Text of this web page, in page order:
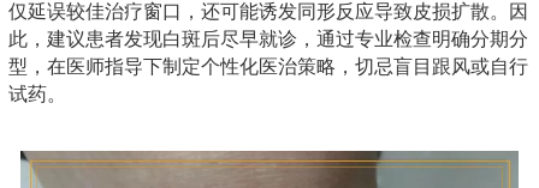
仅延误较佳治疗窗口，还可能诱发同形反应导致皮损扩散。因
此，建议患者发现白斑后尽早就诊，通过专业检查明确分期分
型，在医师指导下制定个性化医治策略，切忌盲目跟风或自行
试药。